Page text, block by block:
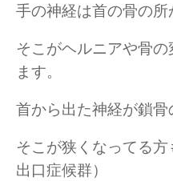
手の神経は首の骨の所
そこがヘルニアや骨
ます。
首から出た神経が鎖
そこが狭くなってる
出口症候群）